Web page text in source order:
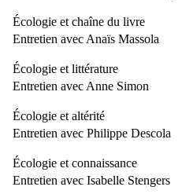
Écologie et chaîne du livre
Entretien avec Anaïs Massola
Écologie et littérature
Entretien avec Anne Simon
Écologie et altérité
Entretien avec Philippe Descola
Écologie et connaissance
Entretien avec Isabelle Stengers